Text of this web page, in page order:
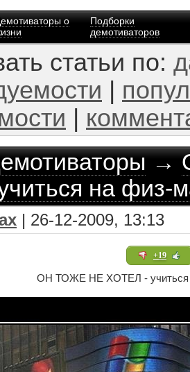
о
Подборки
демотиваторов
статьи по:
→
на физ-
| 26-12-2009, 13:13
+19
ОН ТОЖЕ НЕ ХОТЕЛ - учиться